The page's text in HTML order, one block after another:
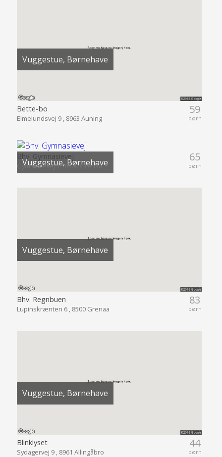
Vuggestue, Børnehave
59
børn
Bette-bo
Elmelundsvej 9 , 8963 Auning
Vuggestue, Børnehave 65
børn
Bhv. Gymnasievej
Gymnasievej 1 , 8500 Grenaa
Vuggestue, Børnehave
83
børn
Bhv. Regnbuen
Lupinskrænten 6 , 8500 Grenaa
Vuggestue, Børnehave
44
børn
Blinklyset
Sydagervej 9 , 8961 Allingåbro